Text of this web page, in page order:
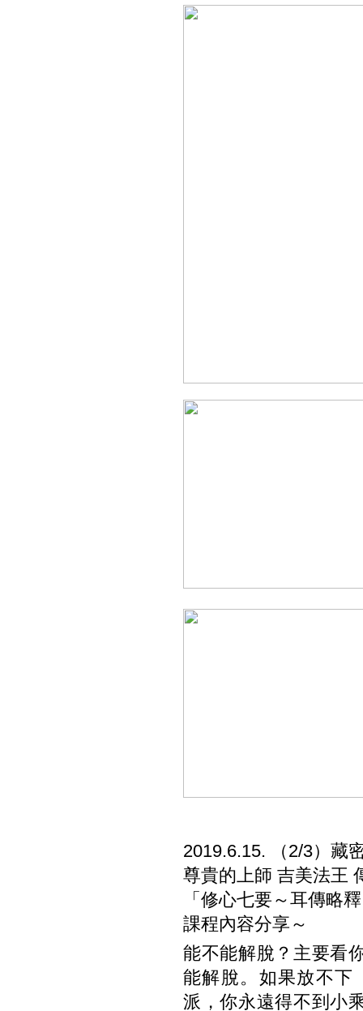
2019.6.15. （2/3）藏
尊貴的上師 吉美法王
「修心七要～耳傳略
課程內容分享～
能不能解脫？主要看
能解脫。如果放不下
派，你永遠得不到小